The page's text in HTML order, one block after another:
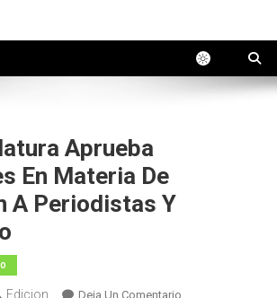
Aprueba
En Materia De
A Periodistas Y
Edicion Deja Un ComentarioEn